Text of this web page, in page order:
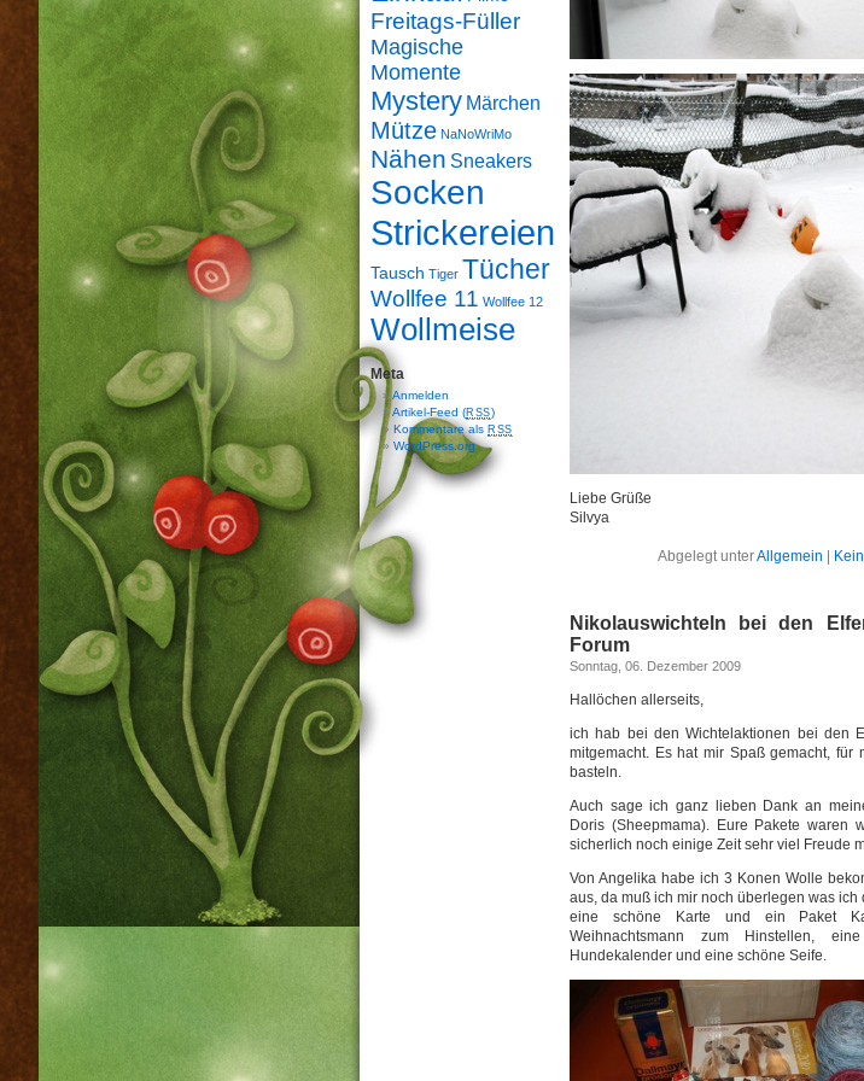
Freitags-Füller
Magische
Momente
Mystery Märchen
Mütze NaNoWriMo
Nähen Sneakers
Socken
Strickereien
Tausch Tiger Tücher
Wollfee 11 Wollfee 12
Wollmeise
Meta
Anmelden
Artikel-Feed (RSS)
Kommentare als RSS
WordPress.org
Liebe Grüße
Silvya
Abgelegt unterAllgemein
Nikolauswichteln bei den
Forum
Sonntag, 06. Dezember 2009
Hallöchen allerseits,
ich hab bei den Wichtelaktionen bei den
mitgemacht. Es hat mir Spaß gemacht, für
basteln.
Auch sage ich ganz lieben Dank an
Doris (Sheepmama). Eure Pakete waren
sicherlich noch einige Zeit sehr viel Freude
Von Angelika habe ich 3 Konen Wolle
aus, da muß ich mir noch überlegen was
eine schöne Karte und ein Paket
Weihnachtsmann zum Hinstellen,
Hundekalender und eine schöne Seife.